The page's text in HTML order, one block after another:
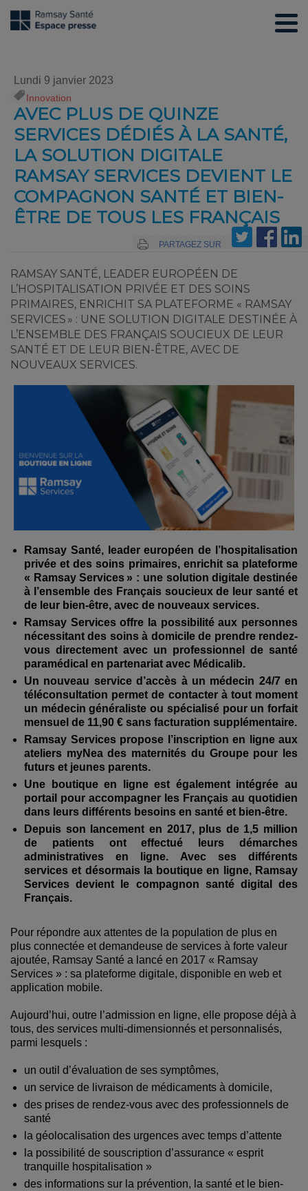
Lundi 9 janvier 2023
Innovation
AVEC PLUS DE QUINZE
SERVICES DÉDIÉS À LA SANTÉ,
LA SOLUTION DIGITALE
RAMSAY SERVICES DEVIENT LE
COMPAGNON SANTÉ ET BIEN-
ÊTRE DE TOUS LES FRANÇAIS
PARTAGEZ SUR
RAMSAY SANTÉ, LEADER EUROPÉEN DE
L’HOSPITALISATION PRIVÉE ET DES SOINS
PRIMAIRES, ENRICHIT SA PLATEFORME « RAMSAY
SERVICES » : UNE SOLUTION DIGITALE DESTINÉE À
L’ENSEMBLE DES FRANÇAIS SOUCIEUX DE LEUR
SANTÉ ET DE LEUR BIEN-ÊTRE, AVEC DE
NOUVEAUX SERVICES.
Ramsay Santé, leader européen de l’hospitalisation
privée et des soins primaires, enrichit sa plateforme
« Ramsay Services » : une solution digitale destinée
à l’ensemble des Français soucieux de leur santé et
de leur bien-être, avec de nouveaux services.
Ramsay Services offre la possibilité aux personnes
nécessitant des soins à domicile de prendre rendez-
vous directement avec un professionnel de santé
paramédical en partenariat avec Médicalib.
Un nouveau service d’accès à un médecin 24/7 en
téléconsultation permet de contacter à tout moment
un médecin généraliste ou spécialisé pour un forfait
mensuel de 11,90 € sans facturation supplémentaire.
Ramsay Services propose l’inscription en ligne aux
ateliers myNea des maternités du Groupe pour les
futurs et jeunes parents.
Une boutique en ligne est également intégrée au
portail pour accompagner les Français au quotidien
dans leurs différents besoins en santé et bien-être.
Depuis son lancement en 2017, plus de 1,5 million
de patients ont effectué leurs démarches
administratives en ligne. Avec ses différents
services et désormais la boutique en ligne, Ramsay
Services devient le compagnon santé digital des
Français.
Pour répondre aux attentes de la population de plus en
plus connectée et demandeuse de services à forte valeur
ajoutée, Ramsay Santé a lancé en 2017 « Ramsay
Services » : sa plateforme digitale, disponible en web et
application mobile.
Aujourd’hui, outre l’admission en ligne, elle propose déjà à
tous, des services multi-dimensionnés et personnalisés,
parmi lesquels :
un outil d’évaluation de ses symptômes,
un service de livraison de médicaments à domicile,
des prises de rendez-vous avec des professionnels de
santé
la géolocalisation des urgences avec temps d’attente
la possibilité de souscription d’assurance « esprit
tranquille hospitalisation »
des informations sur la prévention, la santé et le bien-